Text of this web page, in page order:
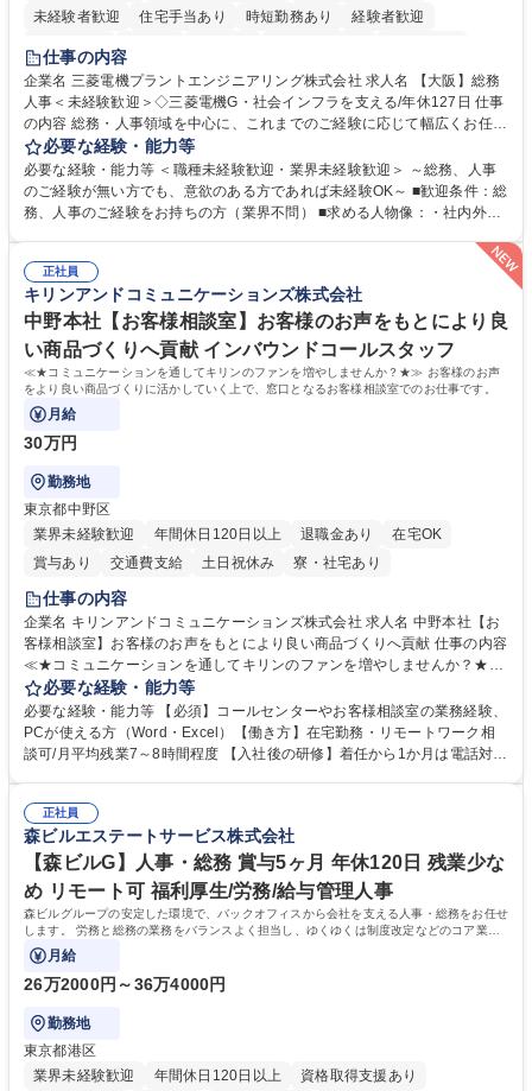
未経験者歓迎
住宅手当あり 時短勤務あり
経験者歓迎
退職金あり
駅近5分以内
土日祝休み 服装自由 寮・社宅あり 食事補助あり
仕事の内容
企業名 三菱電機プラントエンジニアリング株式会社 求人名 【大阪】総務
人事＜未経験歓迎＞◇三菱電機G・社会インフラを支える/年休127日 仕事
の内容 総務・人事領域を中心に、これまでのご経験に応じて幅広くお任せ
します。 ＜具体的には＞ ・総務/人事労務（給与・社保・勤怠管理など）
・採用・教育研修 ・福利厚生運用 など ※基本的には事務所勤務ですが、
採用や教育等の業務内容により、関西圏以外への日帰り・宿泊を伴う国内
出張もございます。 ※担当業務を持ちつつ、お互いに助け合いながら、総
総務人事＜未経験歓迎＞◇三菱電機G・社会インフラを支える/年休127日
必要な経験・能力等
必要な経験・能力等 ＜職種未経験歓迎・業界未経験歓迎＞ ～総務、人事
のご経験が無い方でも、意欲のある方であれば未経験OK～ ■歓迎条件：総
務、人事のご経験をお持ちの方（業界不問） ■求める人物像：・社内外の
ミュニケーション能力を持っている方 ・人事総務領域に興味がありゼネラ
正社員
キリンアンドコミュニケーションズ株式会社
中野本社【お客様相談室】お客様のお声をもとにより良
い商品づくりへ貢献 インバウンドコールスタッフ
≪★コミュニケーションを通してキリンのファンを増やしませんか？★≫ お客様のお声
をより良い商品づくりに活かしていく上で、窓口となるお客様相談室でのお仕事です。
月給
30万円
勤務地
東京都中野区
業界未経験歓迎
年間休日120日以上 退職金あり
在宅OK
賞与あり
交通費支給 土日祝休み 寮・社宅あり
仕事の内容
企業名 キリンアンドコミュニケーションズ株式会社 求人名 中野本社【お
客様相談室】お客様のお声をもとにより良い商品づくりへ貢献 仕事の内容
≪★コミュニケーションを通してキリンのファンを増やしませんか？★≫
お客様のお声をより良い商品づくりに活かしていく上で、窓口となるお客
様相談室でのお仕事です。 日々お客様からいただくキリングループへのご
意見を、企業活動に活かしています。お客様からの声に迅速かつ誠意をも
って対応、情報提供するとともにグループ内活動に反映しています。 【具
平均100件前後■メール・手紙：同上40件前後 募集職種 中野本社【お客様
相談室】お客様のお声をもとにより良い商品づくりへ貢献
必要な経験・能力等
必要な経験・能力等 【必須】コールセンターやお客様相談室の業務経験、
PCが使える方（Word・Excel）【働き方】在宅勤務・リモートワーク相
談可/月平均残業7～8時間程度 【入社後の研修】着任から1か月は電話対応
すのでご安心ください。 【当社について】キリングループの広報機能を担
う会社として、お客様との出会いを大切にし、磨き上げたホスピタリティ
を込めてコミュニケーションをとりながら広報関連業務を行っておりま
す。 学歴・資格 学歴：大学院 大学 高専 短大 専修学校 高校 語学力： 資
格：
正社員
森ビルエステートサービス株式会社
【森ビルG】人事・総務 賞与5ヶ月 年休120日 残業少な
め リモート可 福利厚生/労務/給与管理人事
森ビルグループの安定した環境で、バックオフィスから会社を支える人事・総務をお任せ
します。 労務と総務の業務をバランスよく担当し、ゆくゆくは制度改定などのコア業務
にも挑戦できる、やりがいある環境です。
月給
26万2000円～36万4000円
勤務地
東京都港区
業界未経験歓迎
年間休日120日以上 資格取得支援あり